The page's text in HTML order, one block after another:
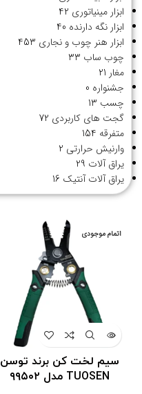
ابزار مینیاتوری 42
ابزار نگه دارنده 40
ابزار هنر چوب و نجاری 453
چوب ساب 33
مغار 21
جشنواره 0
چسب 13
گجت های کاربردی 72
متفرقه 154
وارنیش حرارتی 2
یراق آلات 29
یراق آلات آنتیک 16
اتمام موجودی
سیم لخت کن برند توسن
TUOSEN مدل ۹۹۵۰۲